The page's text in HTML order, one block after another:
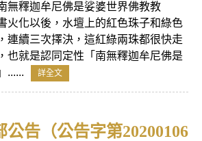
無釋迦牟尼佛是娑婆世界佛教教
火化以後，水壇上的紅色珠子和綠色
連續三次擇決，這紅綠兩珠都很快走
也就是認同定性「南無釋迦牟尼佛是
......
詳全文
公告（公告字第20200106